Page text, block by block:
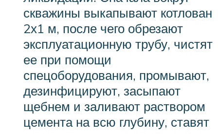
скважины выкапывают котлован
2х1 м, после чего обрезают
эксплуатационную трубу, чистят
ее при помощи
спецоборудования, промывают,
дезинфицируют, засыпают
щебнем и заливают раствором
цемента на всю глубину, ставят